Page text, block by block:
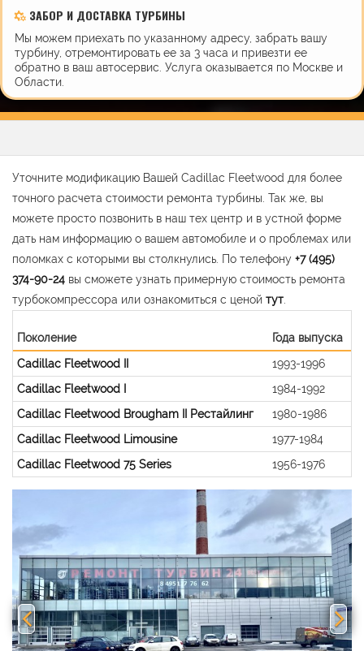
ЗАБОР И ДОСТАВКА ТУРБИНЫ
Мы можем приехать по указанному адресу, забрать вашу
турбину, отремонтировать ее за 3 часа и привезти ее
обратно в ваш автосервис. Услуга оказывается по Москве и
Области.
Уточните модификацию Вашей Cadillac Fleetwood для более
точного расчета стоимости ремонта турбины. Так же, вы
можете просто позвонить в наш тех центр и в устной форме
дать нам информацию о вашем автомобиле и о проблемах или
поломках с которыми вы столкнулись. По телефону +7 (495)
374-90-24 вы сможете узнать примерную стоимость ремонта
турбокомпрессора или ознакомиться с ценой тут
Поколение
Года выпуска
Cadillac Fleetwood II
1993-1996
Cadillac Fleetwood I
1984-1992
Cadillac Fleetwood Brougham II Рестайлинг
1980-1986
Cadillac Fleetwood Limousine
1977-1984
Cadillac Fleetwood 75 Series
1956-1976